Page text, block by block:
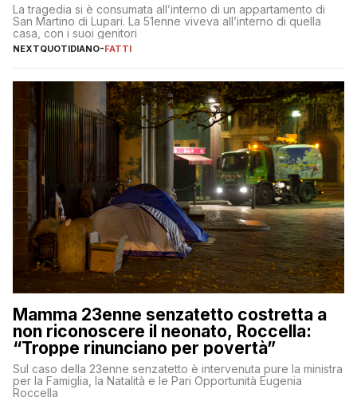
La tragedia si è consumata all’interno di un appartamento di
San Martino di Lupari. La 51enne viveva all’interno di quella
casa, con i suoi genitori
NEXTQUOTIDIANO-FATTI
Mamma 23enne senzatetto costretta a
non riconoscere il neonato, Roccella:
“Troppe rinunciano per povertà”
Sul caso della 23enne senzatetto è intervenuta pure la ministra
per la Famiglia, la Natalità e le Pari Opportunità Eugenia
Roccella